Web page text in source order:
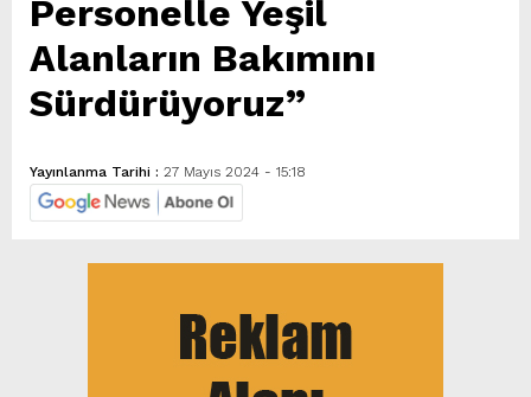
Personelle Yeşil
Alanların Bakımını
Sürdürüyoruz”
Yayınlanma Tarihi : 27 Mayıs 2024 - 15:18